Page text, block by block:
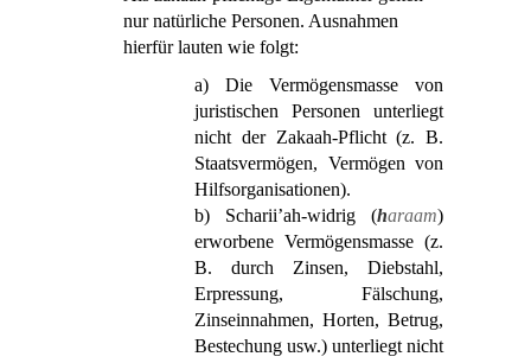
nur natürliche Personen. Ausnahmen
hierfür lauten wie folgt:
a) Die Vermögensmasse von
juristischen Personen unterliegt
nicht der Zakaah-Pflicht (z. B.
Staatsvermögen, Vermögen von
Hilfsorganisationen).
b) Scharii’ah-widrig (haraam)
erworbene Vermögensmasse (z.
B. durch Zinsen, Diebstahl,
Erpressung, Fälschung,
Zinseinnahmen, Horten, Betrug,
Bestechung usw.) unterliegt nicht